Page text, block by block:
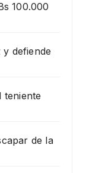
100.000
defiende
teniente
de la